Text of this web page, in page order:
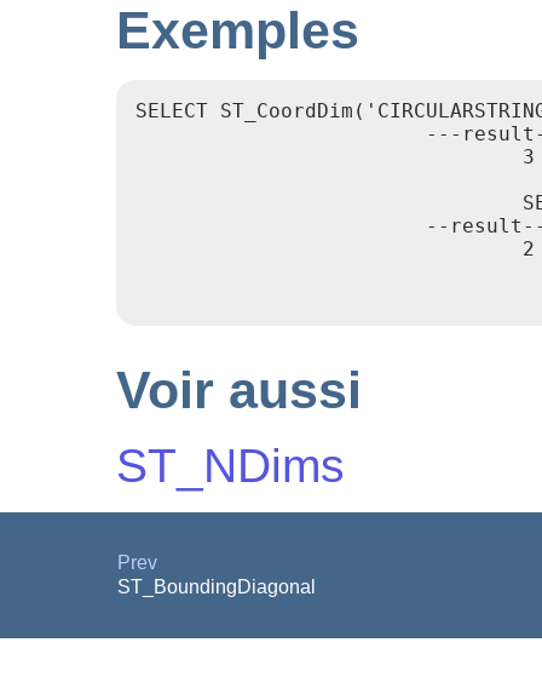
Exemples
SELECT
---
                                3
--
                                2
Voir aussi
ST_NDims
Prev
ST_BoundingDiagonal